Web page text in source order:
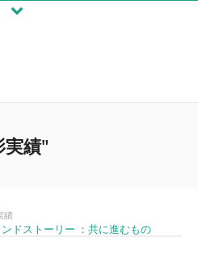
実績"
績
ドストーリー ：共に進むもの